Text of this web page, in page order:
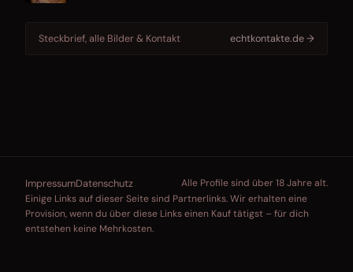
Steckbrief, alle Bilder & Kontakt echtkontakte.de →
ImpressumDatenschutz
Alle Profile sind über 18 Jahre alt.
Einige Links auf dieser Seite sind Partnerlinks. Wir erhalten eine
Provision, wenn du über diese Links einen Kauf tätigst – für dich
entstehen keine Mehrkosten.